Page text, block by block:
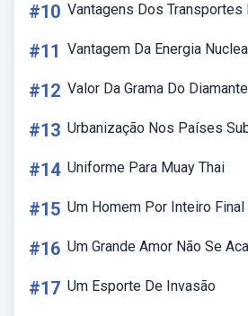
#10 Vantagens Dos Transportes
#11 Vantagem Da Energia
#12 Valor Da Grama Do
#13 Urbanização Nos Países
#14 Uniforme Para Muay Thai
#15 Um Homem Por Inteiro
#16 Um Grande Amor Não Se
#17 Um Esporte De Invasão